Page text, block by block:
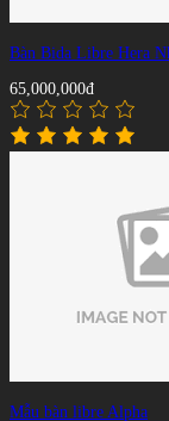
Bàn Bida Libre Hera
65,000,000đ
Mẫu bàn libre Alpha